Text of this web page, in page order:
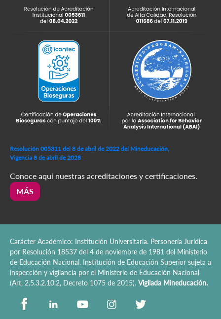
Resolución 005311 del 8 de abril de 2022 del Mineducación,
Vigencia 8 de abril de 2028
Conoce aquí nuestras acreditaciones y certificaciones.
MÁS
Carácter Académico: Institución Universitaria. Personería Jurídica
por Resolución 18537 del 4 de noviembre de 1981 del Ministerio
de Educación Nacional. Institución de Educación Superior sujeta a
inspección y vigilancia por el Ministerio de Educación Nacional
(Art. 2.5.3.2.10.2, Decreto 1075 de 2015). Vigilada Mineducación.